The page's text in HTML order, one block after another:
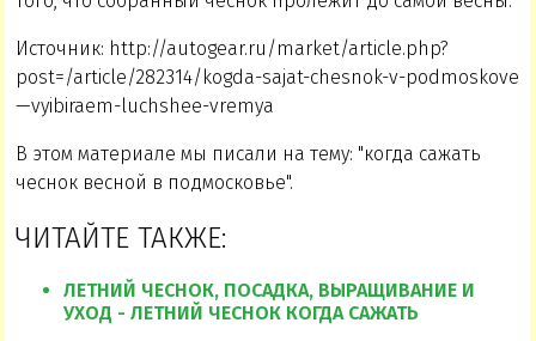
Источник: http://autogear.ru/market/article.php?
post=/article/282314/kogda-sajat-chesnok-v-podmoskove
—vyibiraem-luchshee-vremya
В этом материале мы писали на тему: "когда сажать
чеснок весной в подмосковье".
ЧИТАЙТЕ ТАКЖЕ:
ЛЕТНИЙ ЧЕСНОК, ПОСАДКА, ВЫРАЩИВАНИЕ И
УХОД - ЛЕТНИЙ ЧЕСНОК КОГДА САЖАТЬ